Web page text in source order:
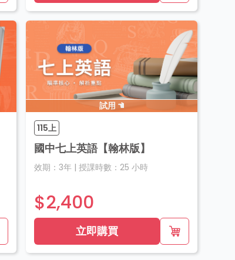
試用
115上
國中七上英語【翰林版】
效期： 3年 | 授課時數： 25 小時
$2,400
立即購買